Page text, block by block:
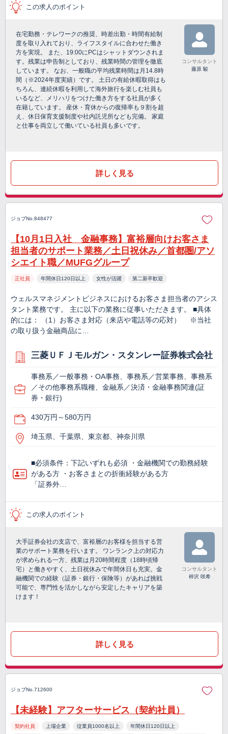
この求人のポイント
在宅勤務・テレワークの推奨、時差出勤・時間有給制
度を取り入れており、ライフスタイルに合わせた働き
方を実現。 また、19:00にPCはシャットダウンされま
す。残業は申告制としており、残業時間の管理を徹底
しています。 なお、一般職の平均残業時間は月14.8時
間（※2024年度実績）です。 土日の有給休暇取得はも
ちろん、連続休暇を利用して海外旅行を楽しむ社員も
いるなど、メリハリをつけた働き方をする社員が多く
在籍しています。 産休・育休からの復帰率も９割を超
え、休日保育支援制度や社内託児所なども完備。 家庭
と仕事を両立して働いている社員も多いです。
コンサルタント
藤原 駿
詳しく見る
ジョブNo.848477
【10月1日入社 金融事務】富裕層向けお客さま
担当者のサポート業務／土日祝休み／首都圏/アソ
シエイト職／MUFGグループ
正社員 年間休日120日以上 女性が活躍 第二新卒歓迎
ウェルスマネジメントビジネスにおけるお客さま担当者のアシス
タント業務です。 主に以下の業務に従事いただきます。 ■具体
的には： （1）お客さま対応（来店や電話等の応対） ※当社
の取り扱う金融商品に…
三菱ＵＦＪモルガン・スタンレー証券株式会社
事務系／一般事務・OA事務、事務系／営業事務、事務系
／その他事務系職種、金融系／決済・金融事務関連(証
券・銀行)
430万円～580万円
埼玉県、千葉県、東京都、神奈川県
■必須条件：下記いずれも必須 ・金融機関での勤務経験
がある方 ・お客さまとの折衝経験がある方
「証券外…
この求人のポイント
大手証券会社の支店で、富裕層のお客様を担当する営
業のサポート業務を行います。 ワンランク上の対応力
が求められる一方、残業は月20時間程度（18時頃帰
宅）と働きやすく、土日祝休みで年間休日も充実。金
融機関での経験（証券・銀行・保険等）があれば挑戦
可能で、専門性を活かしながら安定したキャリアを築
けます！
コンサルタント
梓沢 咲希
詳しく見る
ジョブNo.712600
【未経験】アフターサービス（契約社員）
契約社員 上場企業 従業員1000名以上 年間休日120日以上